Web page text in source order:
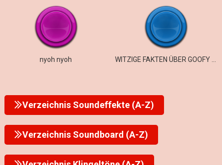
nyoh nyoh
Verzeichnis Soundeffekte (A-Z)
Verzeichnis Soundboard (A-Z)